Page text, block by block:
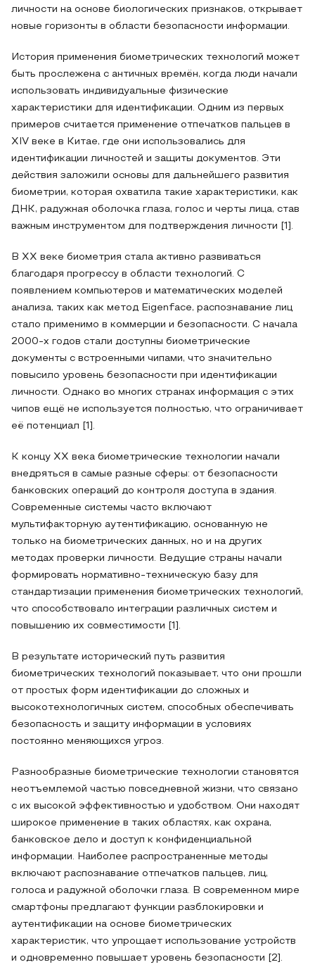
личности на основе биологических признаков, открывает
новые горизонты в области безопасности информации.
История применения биометрических технологий может
быть прослежена с античных времён, когда люди начали
использовать индивидуальные физические
характеристики для идентификации. Одним из первых
примеров считается применение отпечатков пальцев в
XIV веке в Китае, где они использовались для
идентификации личностей и защиты документов. Эти
действия заложили основы для дальнейшего развития
биометрии, которая охватила такие характеристики, как
ДНК, радужная оболочка глаза, голос и черты лица, став
важным инструментом для подтверждения личности [1].
В XX веке биометрия стала активно развиваться
благодаря прогрессу в области технологий. С
появлением компьютеров и математических моделей
анализа, таких как метод Eigenface, распознавание лиц
стало применимо в коммерции и безопасности. С начала
2000-х годов стали доступны биометрические
документы с встроенными чипами, что значительно
повысило уровень безопасности при идентификации
личности. Однако во многих странах информация с этих
чипов ещё не используется полностью, что ограничивает
её потенциал [1].
К концу XX века биометрические технологии начали
внедряться в самые разные сферы: от безопасности
банковских операций до контроля доступа в здания.
Современные системы часто включают
мультифакторную аутентификацию, основанную не
только на биометрических данных, но и на других
методах проверки личности. Ведущие страны начали
формировать нормативно-техническую базу для
стандартизации применения биометрических технологий,
что способствовало интеграции различных систем и
повышению их совместимости [1].
В результате исторический путь развития
биометрических технологий показывает, что они прошли
от простых форм идентификации до сложных и
высокотехнологичных систем, способных обеспечивать
безопасность и защиту информации в условиях
постоянно меняющихся угроз.
Разнообразные биометрические технологии становятся
неотъемлемой частью повседневной жизни, что связано
с их высокой эффективностью и удобством. Они находят
широкое применение в таких областях, как охрана,
банковское дело и доступ к конфиденциальной
информации. Наиболее распространенные методы
включают распознавание отпечатков пальцев, лиц,
голоса и радужной оболочки глаза. В современном мире
смартфоны предлагают функции разблокировки и
аутентификации на основе биометрических
характеристик, что упрощает использование устройств
и одновременно повышает уровень безопасности [2].